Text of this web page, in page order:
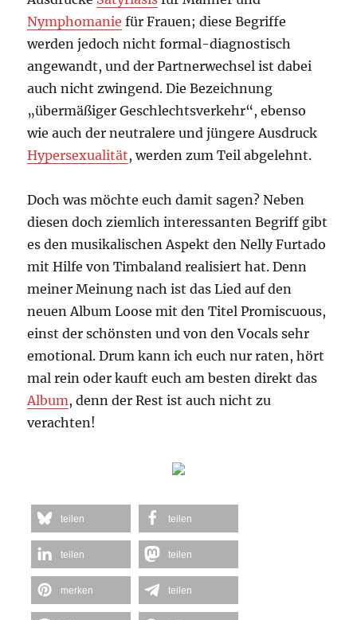
Nymphomanie für Frauen; diese Begriffe
werden jedoch nicht formal-diagnostisch
angewandt, und der Partnerwechsel ist dabei
auch nicht zwingend. Die Bezeichnung
„übermäßiger Geschlechtsverkehr“, ebenso
wie auch der neutralere und jüngere Ausdruck
Hypersexualität, werden zum Teil abgelehnt.
Doch was möchte euch damit sagen? Neben
diesen doch ziemlich interessanten Begriff gibt
es den musikalischen Aspekt den Nelly Furtado
mit Hilfe von Timbaland realisiert hat. Denn
meiner Meinung nach ist das Lied auf den
neuen Album Loose mit den Titel Promiscuous,
einst der schönsten und von den Vocals sehr
emotional. Drum kann ich euch nur raten, hört
mal rein oder kauft euch am besten direkt das
Album, denn der Rest ist auch nicht zu
verachten!
teilen teilen
teilen teilen
merken teilen